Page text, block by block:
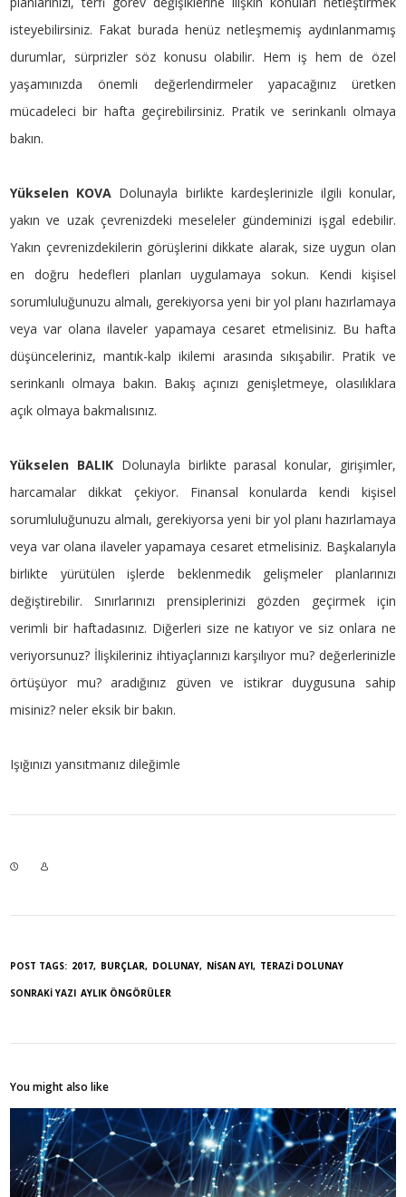
isteyebilirsiniz. Fakat burada henüz netleşmemiş aydınlanmamış
durumlar, sürprizler söz konusu olabilir. Hem iş hem de özel
yaşamınızda önemli değerlendirmeler yapacağınız üretken
mücadeleci bir hafta geçirebilirsiniz. Pratik ve serinkanlı olmaya
bakın.
Yükselen KOVA Dolunayla birlikte kardeşlerinizle ilgili konular,
yakın ve uzak çevrenizdeki meseleler gündeminizi işgal edebilir.
Yakın çevrenizdekilerin görüşlerini dikkate alarak, size uygun olan
en doğru hedefleri planları uygulamaya sokun. Kendi kişisel
sorumluluğunuzu almalı, gerekiyorsa yeni bir yol planı hazırlamaya
veya var olana ilaveler yapamaya cesaret etmelisiniz. Bu hafta
düşünceleriniz, mantık-kalp ikilemi arasında sıkışabilir. Pratik ve
serinkanlı olmaya bakın. Bakış açınızı genişletmeye, olasılıklara
açık olmaya bakmalısınız.
Yükselen BALIKDolunayla birlikte parasal konular, girişimler,
harcamalar dikkat çekiyor. Finansal konularda kendi kişisel
sorumluluğunuzu almalı, gerekiyorsa yeni bir yol planı hazırlamaya
veya var olana ilaveler yapamaya cesaret etmelisiniz. Başkalarıyla
birlikte yürütülen işlerde beklenmedik gelişmeler planlarınızı
değiştirebilir. Sınırlarınızı prensiplerinizi gözden geçirmek için
verimli bir haftadasınız. Diğerleri size ne katıyor ve siz onlara ne
veriyorsunuz? İlişkileriniz ihtiyaçlarınızı karşılıyor mu? değerlerinizle
örtüşüyor mu? aradığınız güven ve istikrar duygusuna sahip
misiniz? neler eksik bir bakın.
Işığınızı yansıtmanız dileğimle
POST TAGS: 2017 BURÇLAR DOLUNAY NISAN AYI TERAZI DOLUNAY
SONRAKI YAZI AYLIK ÖNGÖRÜLER
You might also like